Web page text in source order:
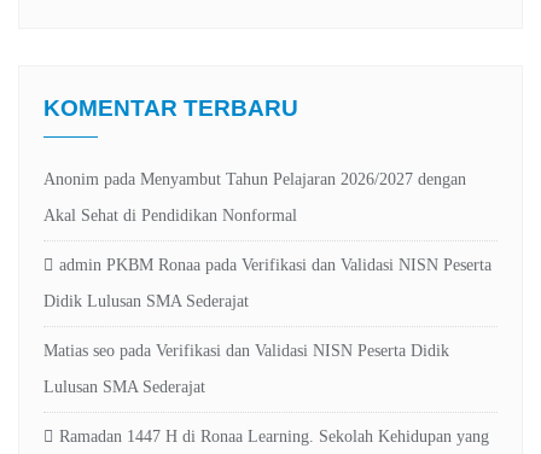
KOMENTAR TERBARU
Anonim pada Menyambut Tahun Pelajaran 2026/2027 dengan
Akal Sehat di Pendidikan Nonformal
admin PKBM Ronaa pada Verifikasi dan Validasi NISN Peserta
Didik Lulusan SMA Sederajat
Matias seo pada Verifikasi dan Validasi NISN Peserta Didik
Lulusan SMA Sederajat
Ramadan 1447 H di Ronaa Learning. Sekolah Kehidupan yang